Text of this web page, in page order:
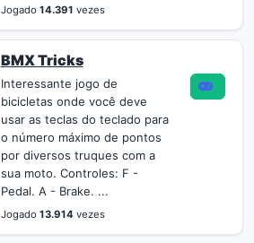
Jogado 14.391 vezes
BMX Tricks
Interessante jogo de
bicicletas onde você deve
usar as teclas do teclado para
o número máximo de pontos
por diversos truques com a
sua moto. Controles: F -
Pedal. A - Brake. ...
Jogado 13.914vezes